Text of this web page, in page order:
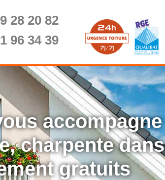
28 20 82
96 34 39
accompagne
charpente dans
gratuits